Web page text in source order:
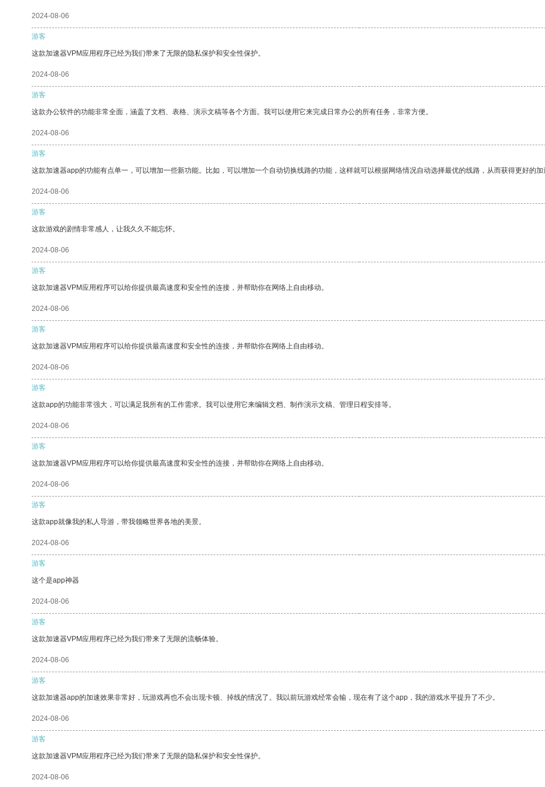
2024-08-06
游客
这款加速器VPM应用程序已经为我们带来了无限的隐私保护和安全性保护。
2024-08-06
游客
这款办公软件的功能非常全面，涵盖了文档、表格、演示文稿等各个方面。我可以使用它来完成日常办公的所有任务，非常方便。
2024-08-06
游客
这款加速器app的功能有点单一，可以增加一些新功能。比如，可以增加一个自动切换线路的功能，这样就可以根据网络情况自动选择最优的线路，从而获得更好的加
2024-08-06
游客
这款游戏的剧情非常感人，让我久久不能忘怀。
2024-08-06
游客
这款加速器VPM应用程序可以给你提供最高速度和安全性的连接，并帮助你在网络上自由移动。
2024-08-06
游客
这款加速器VPM应用程序可以给你提供最高速度和安全性的连接，并帮助你在网络上自由移动。
2024-08-06
游客
这款app的功能非常强大，可以满足我所有的工作需求。我可以使用它来编辑文档、制作演示文稿、管理日程安排等。
2024-08-06
游客
这款加速器VPM应用程序可以给你提供最高速度和安全性的连接，并帮助你在网络上自由移动。
2024-08-06
游客
这款app就像我的私人导游，带我领略世界各地的美景。
2024-08-06
游客
这个是app神器
2024-08-06
游客
这款加速器VPM应用程序已经为我们带来了无限的流畅体验。
2024-08-06
游客
这款加速器app的加速效果非常好，玩游戏再也不会出现卡顿、掉线的情况了。我以前玩游戏经常会输，现在有了这个app，我的游戏水平提升了不少。
2024-08-06
游客
这款加速器VPM应用程序已经为我们带来了无限的隐私保护和安全性保护。
2024-08-06